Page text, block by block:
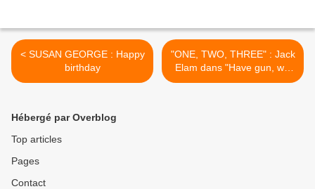
< SUSAN GEORGE : Happy
birthday
"ONE, TWO, THREE" : Jack
Elam dans "Have gun, will
travel" >
Hébergé par Overblog
Top articles
Pages
Contact